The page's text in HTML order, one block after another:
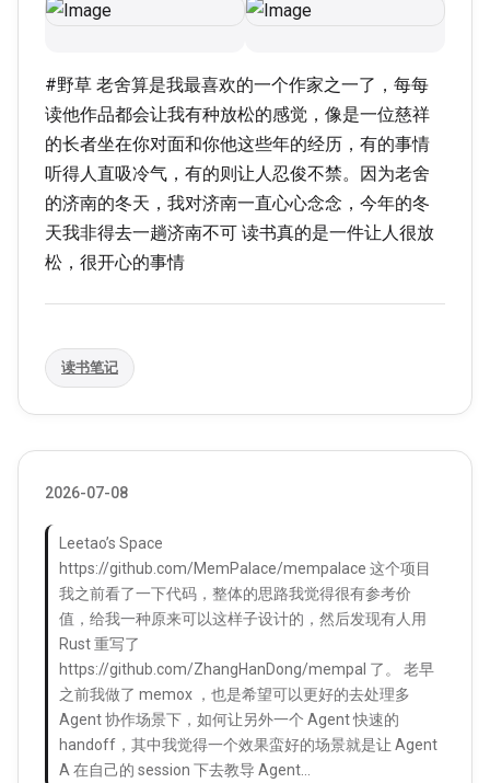
#野草 老舍算是我最喜欢的一个作家之一了，每每
读他作品都会让我有种放松的感觉，像是一位慈祥
的长者坐在你对面和你他这些年的经历，有的事情
听得人直吸冷气，有的则让人忍俊不禁。因为老舍
的济南的冬天，我对济南一直心心念念，今年的冬
天我非得去一趟济南不可 读书真的是一件让人很放
松，很开心的事情
读书笔记
2026-07-08
Leetao’s Space
https://github.com/MemPalace/mempalace 这个项目
我之前看了一下代码，整体的思路我觉得很有参考价
值，给我一种原来可以这样子设计的，然后发现有人用
Rust 重写了
https://github.com/ZhangHanDong/mempal 了。 老早
之前我做了 memox ，也是希望可以更好的去处理多
Agent 协作场景下，如何让另外一个 Agent 快速的
handoff，其中我觉得一个效果蛮好的场景就是让 Agent
A 在自己的 session 下去教导 Agent…